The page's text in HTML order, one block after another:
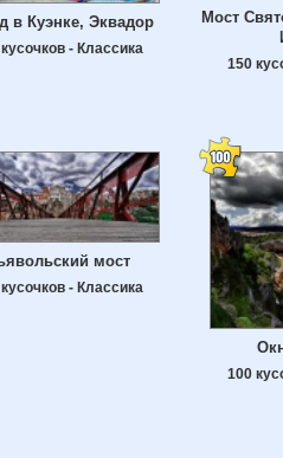
в Куэнке, Эквадор
- Классика
Мост
150
мост
- Классика
100